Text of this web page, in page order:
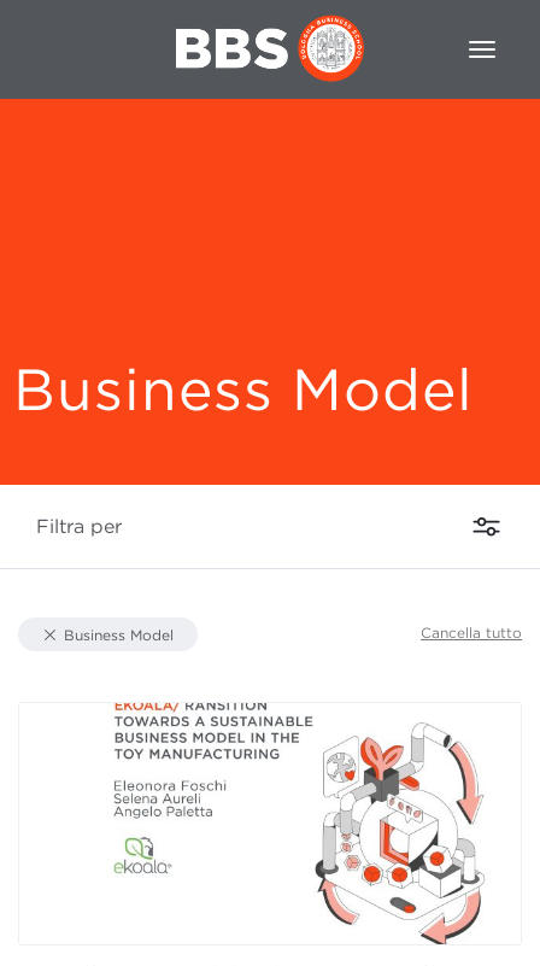
Business Model
Filtra per
Aree Tematiche
Business Model Cancella tutto